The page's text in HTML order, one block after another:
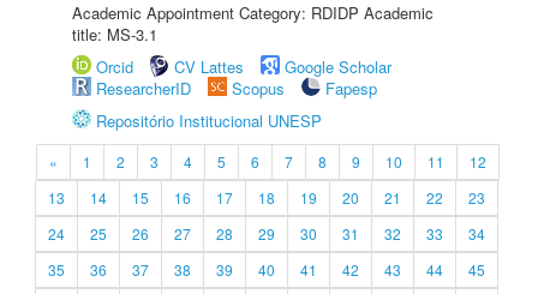
Academic Appointment Category: RDIDP Academic
title: MS-3.1
Orcid
CV Lattes
Google Scholar
ResearcherID
Scopus
Fapesp
Repositório Institucional UNESP
« 1 2 3 4 5 6 7 8 9 10 11
12
13
14 15 16 17 18 19 20 21 22
23
24
25 26 27 28 29 30 31 32 33
34
35
36 37 38 39 40 41 42 43 44
45